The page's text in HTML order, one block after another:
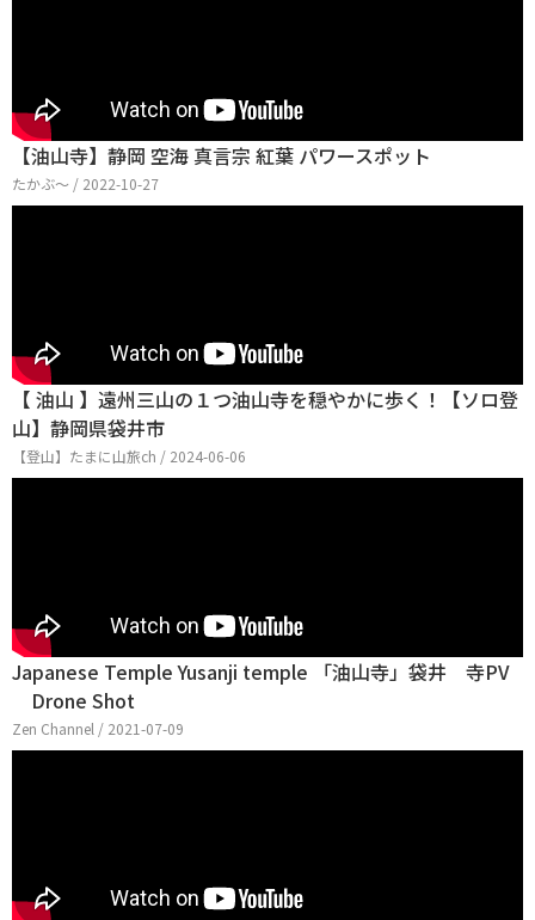
【油山寺】静岡 空海 真言宗 紅葉 パワースポット
たかぶ〜 / 2022-10-27
【 油山 】遠州三山の１つ油山寺を穏やかに歩く！【ソロ登
山】静岡県袋井市
【登山】たまに山旅ch / 2024-06-06
Japanese Temple Yusanji temple 「油山寺」袋井 寺PV
Drone Shot
Zen Channel / 2021-07-09